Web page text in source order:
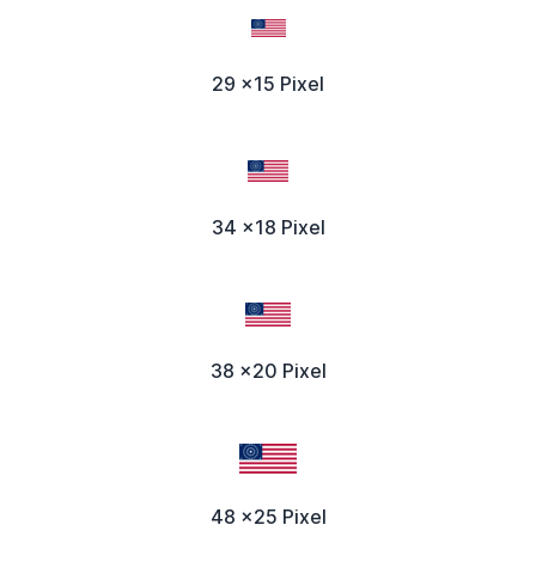
29 x15 Pixel
34 x18 Pixel
38 x20 Pixel
48 x25 Pixel